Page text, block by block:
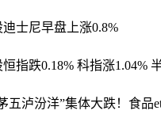
士尼早盘上涨0.8%
指跌0.18% 科指涨1.04%
五泸汾洋”集体大跌！食品